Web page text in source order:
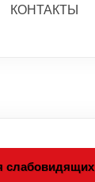
КОНТАКТЫ
слабовидящих